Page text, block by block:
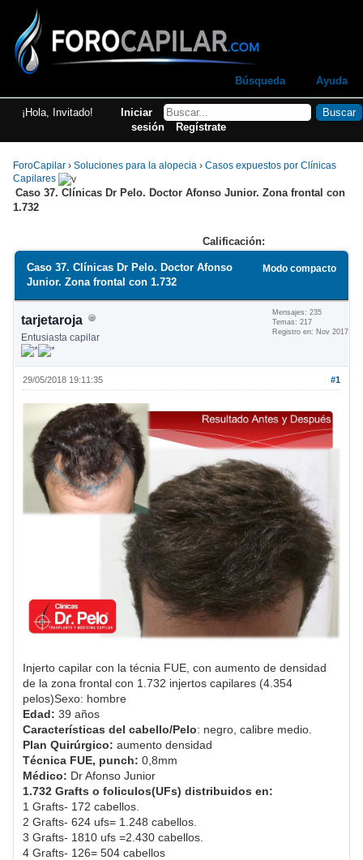
Búsqueda Ayuda
¡Hola, Invitado!
Iniciar
sesión
Regístrate
ForoCapilar ›Soluciones para la alopecia ›Casos expuestos por Clínicas
Capilares
Caso 37. Clínicas Dr Pelo. Doctor Afonso Junior. Zona frontal con
1.732
Calificación:
Modo compacto
Caso 37. Clínicas Dr Pelo. Doctor Afonso
Junior. Zona frontal con 1.732
tarjetaroja
Entusiasta capilar
Mensajes: 235
Temas: 217
Registro en: Nov 2017
#1
29/05/2018 19:11:35
Injerto capilar con la técnia FUE, con aumento de densidad
de la zona frontal con 1.732 injertos capilares (4.354
pelos)Sexo: hombre
Edad: 39 años
Características del cabello/Pelo: negro, calibre medio.
Plan Quirúrgico: aumento densidad
Técnica FUE, punch: 0,8mm
Médico: Dr Afonso Junior
1.732 Grafts o foliculos(UFs) distribuidos en:
1 Grafts- 172 cabellos.
2 Grafts- 624 ufs= 1.248 cabellos.
3 Grafts- 1810 ufs =2.430 cabellos.
4 Grafts- 126= 504 cabellos